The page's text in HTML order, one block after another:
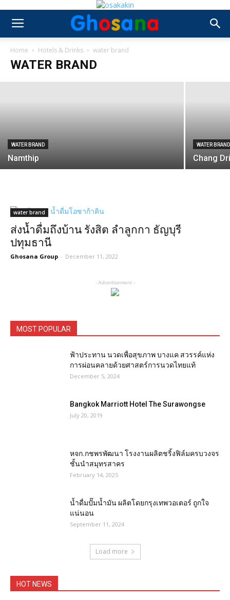
Home Hotels & Drinks water brand
WATER BRAND
WATER BRAND
Singha Drinking Water
Ghosana Group - July 22, 2019
WATER BRAND
Namthip
WATER BRAND
Chang
water brand
ส่งน้ำดื่มถึงบ้าน รังสิต ลำลูกกา ธัญบุรี
ปทุมธานี
Ghosana Group - December 11, 2022
- Advertisement -
MOST POPULAR
ฟ้าประทาน นวดเพื่อสุขภาพ บางแค สวรรค์แห่ง
การผ่อนคลายด้วยศาสตร์การนวดไทยแท้
December 5, 2024
Bangkok Marriott Hotel The Surawongse
July 20, 2019
หจก.กชพรพัฒนา โรงงานผลิตชริ้งฟิล์มครบวงจร
ชั้นนำสมุทรสาคร
February 14, 2025
น้ำดื่มปั๊มน้ำมัน ผลิตโดยกรุงเทพวอเตอร์ ถูกใจ
แน่นอน
September 11, 2024
Load more
HOT NEWS